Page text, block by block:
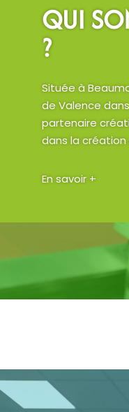
QUI
?
Située à
de Valence dans
partenaire
dans la création
En savoir +